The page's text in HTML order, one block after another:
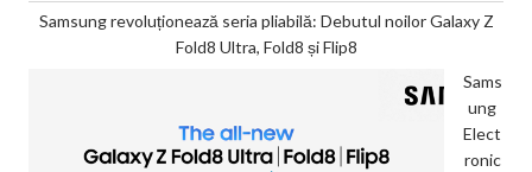
Samsung revoluționează seria pliabilă: Debutul noilor Galaxy Z
Fold8 Ultra, Fold8 și Flip8
Sams
ung
Elect
ronic